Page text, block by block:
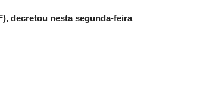
decretou nesta segunda-feira